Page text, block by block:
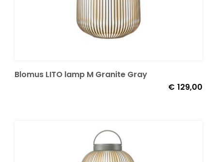
Buitenkleden
Blomus LITO lamp M Granite Gray
€ 129,00